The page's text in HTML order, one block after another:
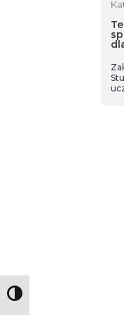
Toggle High Contrast